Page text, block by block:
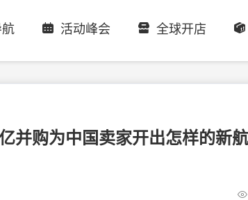
活动峰会 全球开店
并购为中国卖家开出怎样的新航